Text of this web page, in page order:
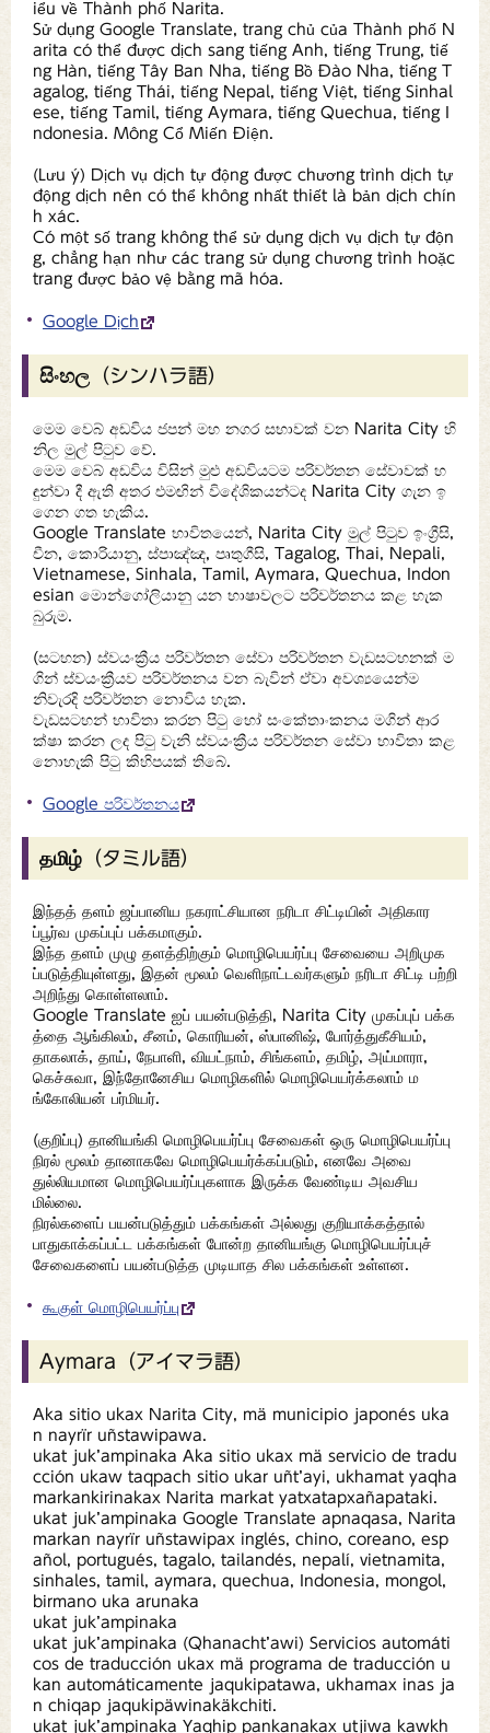
iểu về Thành phố Narita.
Sử dụng Google Translate, trang chủ của Thành phố N
arita có thể được dịch sang tiếng Anh, tiếng Trung, tiế
ng Hàn, tiếng Tây Ban Nha, tiếng Bồ Đào Nha, tiếng T
agalog, tiếng Thái, tiếng Nepal, tiếng Việt, tiếng Sinhal
ese, tiếng Tamil, tiếng Aymara, tiếng Quechua, tiếng I
ndonesia. Mông Cổ Miến Điện.
(Lưu ý) Dịch vụ dịch tự động được chương trình dịch tự
động dịch nên có thể không nhất thiết là bản dịch chín
h xác.
Có một số trang không thể sử dụng dịch vụ dịch tự độn
g, chẳng hạn như các trang sử dụng chương trình hoặc
trang được bảo vệ bằng mã hóa.
Google Dịch
සිංහල（シンハラ語）
මෙම වෙබ් අඩවිය ජපන් මහ නගර සභාවක් වන Narita City හි
නිල මුල් පිටුව වේ.
මෙම වෙබ් අඩවිය විසින් මුළු අඩවියටම පරිවර්තන සේවාවක් හ
ඳුන්වා දී ඇති අතර එමඟින් විදේශිකයන්ටද Narita City ගැන ඉ
ගෙන ගත හැකිය.
Google Translate භාවිතයෙන්, Narita City මුල් පිටුව ඉංග්‍රීසි,
චීන, කොරියානු, ස්පාඤ්ඤ, පෘතුගීසි, Tagalog, Thai, Nepali,
Vietnamese, Sinhala, Tamil, Aymara, Quechua, Indon
esian මොන්ගෝලියානු යන භාෂාවලට පරිවර්තනය කළ හැක
බුරුම.
(සටහන) ස්වයංක්‍රීය පරිවර්තන සේවා පරිවර්තන වැඩසටහනක් ම
ගින් ස්වයංක්‍රීයව පරිවර්තනය වන බැවින් ඒවා අවශ්‍යයෙන්ම
නිවැරදි පරිවර්තන නොවිය හැක.
වැඩසටහන් භාවිතා කරන පිටු හෝ සංකේතාංකනය මගින් ආර
ක්ෂා කරන ලද පිටු වැනි ස්වයංක්‍රීය පරිවර්තන සේවා භාවිතා කළ
නොහැකි පිටු කිහිපයක් තිබේ.
Google පරිවර්තනය
தமிழ்（タミル語）
இந்தத் தளம் ஜப்பானிய நகராட்சியான நரிடா சிட்டியின் அதிகார
ப்பூர்வ முகப்புப் பக்கமாகும்.
இந்த தளம் முழு தளத்திற்கும் மொழிபெயர்ப்பு சேவையை அறிமுக
ப்படுத்தியுள்ளது, இதன் மூலம் வெளிநாட்டவர்களும் நரிடா சிட்டி பற்றி
அறிந்து கொள்ளலாம்.
Google Translate ஐப் பயன்படுத்தி, Narita City முகப்புப் பக்க
த்தை ஆங்கிலம், சீனம், கொரியன், ஸ்பானிஷ், போர்த்துகீசியம்,
தாகலாக், தாய், நேபாளி, வியட்நாம், சிங்களம், தமிழ், அய்மாரா,
கெச்சுவா, இந்தோனேசிய மொழிகளில் மொழிபெயர்க்கலாம் ம
ங்கோலியன் பர்மியர்.
(குறிப்பு) தானியங்கி மொழிபெயர்ப்பு சேவைகள் ஒரு மொழிபெயர்ப்பு
நிரல் மூலம் தானாகவே மொழிபெயர்க்கப்படும், எனவே அவை
துல்லியமான மொழிபெயர்ப்புகளாக இருக்க வேண்டிய அவசிய
மில்லை.
நிரல்களைப் பயன்படுத்தும் பக்கங்கள் அல்லது குறியாக்கத்தால்
பாதுகாக்கப்பட்ட பக்கங்கள் போன்ற தானியங்கு மொழிபெயர்ப்புச்
சேவைகளைப் பயன்படுத்த முடியாத சில பக்கங்கள் உள்ளன.
கூகுள் மொழிபெயர்ப்பு
Aymara（アイマラ語）
Aka sitio ukax Narita City, mä municipio japonés uka
n nayrïr uñstawipawa.
ukat juk’ampinaka Aka sitio ukax mä servicio de tradu
cción ukaw taqpach sitio ukar uñt’ayi, ukhamat yaqha
markankirinakax Narita markat yatxatapxañapataki.
ukat juk’ampinaka Google Translate apnaqasa, Narita
markan nayrïr uñstawipax inglés, chino, coreano, esp
añol, portugués, tagalo, tailandés, nepalí, vietnamita,
sinhales, tamil, aymara, quechua, Indonesia, mongol,
birmano uka arunaka
ukat juk’ampinaka
ukat juk’ampinaka (Qhanacht’awi) Servicios automáti
cos de traducción ukax mä programa de traducción u
kan automáticamente jaqukipatawa, ukhamax inas ja
n chiqap jaqukipäwinakäkchiti.
ukat juk’ampinaka Yaqhip pankanakax utjiwa kawkh